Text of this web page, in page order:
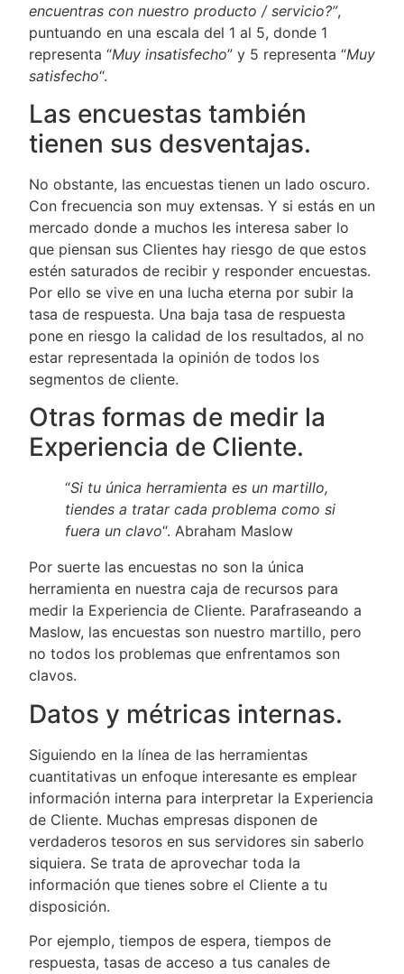
encuentras con nuestro producto / servicio?”,
puntuando en una escala del 1 al 5, donde 1
representa “Muy insatisfecho” y 5 representa “Muy
satisfecho“.
Las encuestas también
tienen sus desventajas.
No obstante, las encuestas tienen un lado oscuro.
Con frecuencia son muy extensas. Y si estás en un
mercado donde a muchos les interesa saber lo
que piensan sus Clientes hay riesgo de que estos
estén saturados de recibir y responder encuestas.
Por ello se vive en una lucha eterna por subir la
tasa de respuesta. Una baja tasa de respuesta
pone en riesgo la calidad de los resultados, al no
estar representada la opinión de todos los
segmentos de cliente.
Otras formas de medir la
Experiencia de Cliente.
“Si tu única herramienta es un martillo,
tiendes a tratar cada problema como si
fuera un clavo“. Abraham Maslow
Por suerte las encuestas no son la única
herramienta en nuestra caja de recursos para
medir la Experiencia de Cliente. Parafraseando a
Maslow, las encuestas son nuestro martillo, pero
no todos los problemas que enfrentamos son
clavos.
Datos y métricas internas.
Siguiendo en la línea de las herramientas
cuantitativas un enfoque interesante es emplear
información interna para interpretar la Experiencia
de Cliente. Muchas empresas disponen de
verdaderos tesoros en sus servidores sin saberlo
siquiera. Se trata de aprovechar toda la
información que tienes sobre el Cliente a tu
disposición.
Por ejemplo, tiempos de espera, tiempos de
respuesta, tasas de acceso a tus canales de